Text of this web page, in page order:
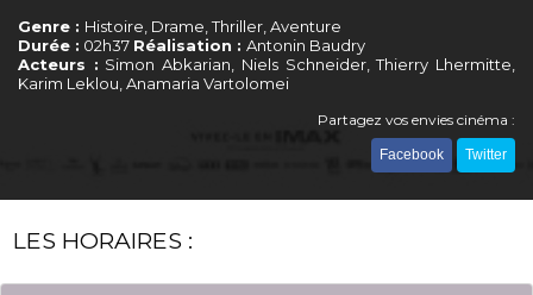
Genre : Histoire, Drame, Thriller, Aventure
Durée : 02h37 Réalisation : Antonin Baudry
Acteurs : Simon Abkarian, Niels Schneider, Thierry Lhermitte,
Karim Leklou, Anamaria Vartolomei
Partagez vos envies cinéma :
Facebook Twitter
LES HORAIRES :